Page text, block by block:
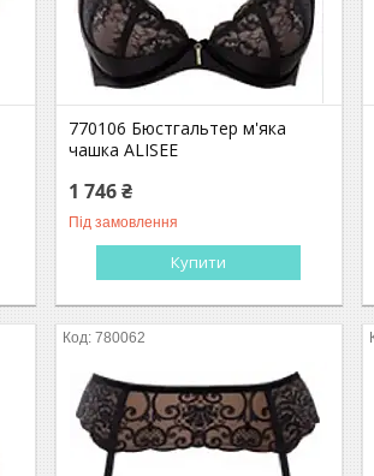
770106 Бюстгальтер м'яка
чашка ALISEE
1 746 ₴
Під замовлення
Купити
780062